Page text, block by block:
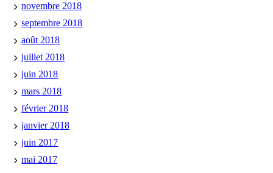
novembre 2018
septembre 2018
août 2018
juillet 2018
juin 2018
mars 2018
février 2018
janvier 2018
juin 2017
mai 2017